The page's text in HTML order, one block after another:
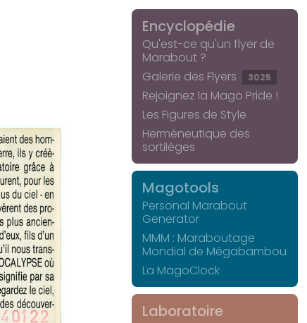
Encyclopédie
Qu'est-ce qu'un flyer de
Marabout ?
Galerie des Flyers
3025
Rejoignez la Mago Pride !
Les Figures de Style
Herméneutique des
sortilèges
Magotools
Personal Marabout
Generator
MMM : Maraboutage
Mondial de Mégabambou
La MagoClock
Laboratoire